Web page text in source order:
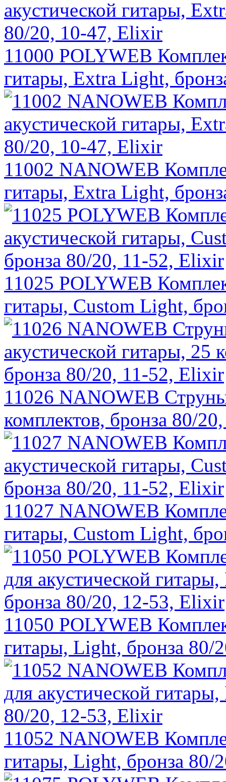
11000 POLYWEB
гитары, Extra Light,
11002 NANOWEB
гитары, Extra Light,
11025 POLYWEB
гитары, Custom Light,
11026 NANOWEB
комплектов, бронза 80/
11027 NANOWEB
гитары, Custom Light,
11050 POLYWEB
гитары, Light, бронза 80/
11052 NANOWEB
гитары, Light, бронза 80/